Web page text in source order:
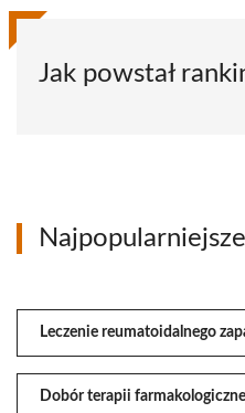
Jak powstał
Leczenie reumatoidalnego
Dobór terapii